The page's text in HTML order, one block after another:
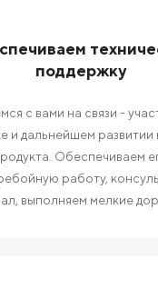
поддержку
с вами на связи -
и дальнейшем развитии
Обеспечиваем
работу,
выполняем мелкие